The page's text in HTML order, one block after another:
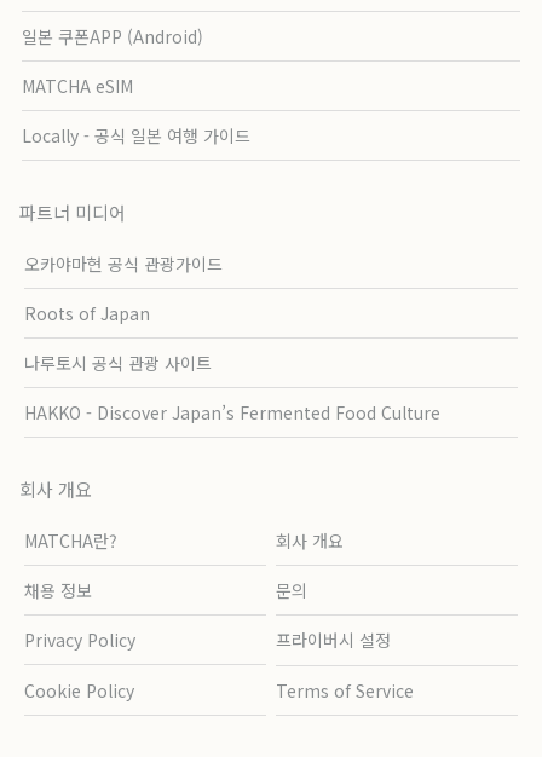
일본 쿠폰APP (Android)
MATCHA eSIM
Locally - 공식 일본 여행 가이드
파트너 미디어
오카야마현 공식 관광가이드
Roots of Japan
나루토시 공식 관광 사이트
HAKKO - Discover Japan’s Fermented Food Culture
회사 개요
MATCHA란? 회사 개요
채용 정보 문의
Privacy Policy 프라이버시 설정
Cookie Policy Terms of Service